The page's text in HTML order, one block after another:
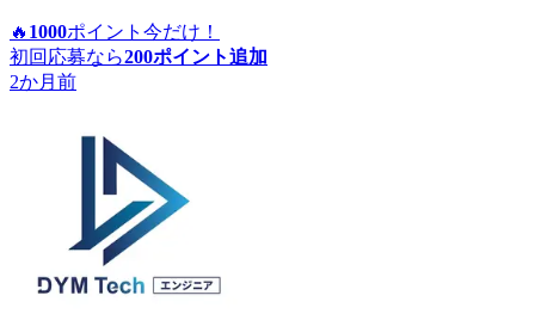
🔥 1000ポイント 今だけ！
初回応募なら200ポイント追加
2か月前